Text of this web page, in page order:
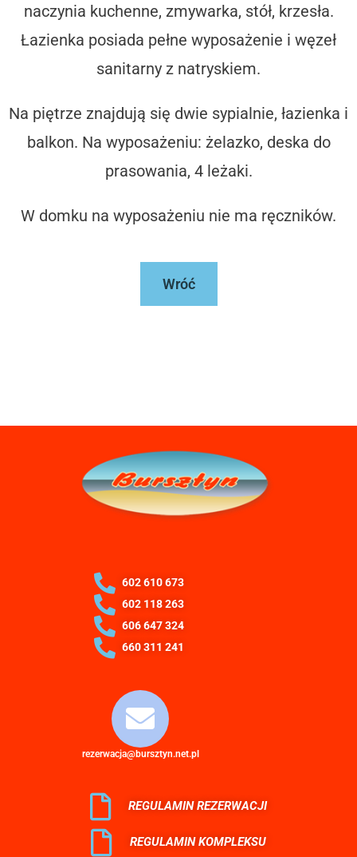
naczynia kuchenne, zmywarka, stół, krzesła.
Łazienka posiada pełne wyposażenie i węzeł
sanitarny z natryskiem.
Na piętrze znajdują się dwie sypialnie, łazienka i
balkon. Na wyposażeniu: żelazko, deska do
prasowania, 4 leżaki.
W domku na wyposażeniu nie ma ręczników.
Wróć
602 610 673
602 118 263
606 647 324
660 311 241‬
rezerwacja@bursztyn.net.pl
REGULAMIN REZERWACJI
REGULAMIN KOMPLEKSU